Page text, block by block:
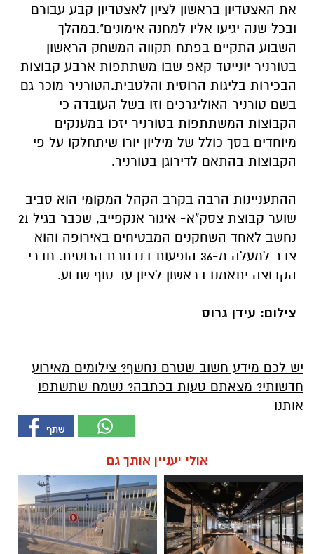
את האצטדיון בראשון לציון לאצטדיון קבע עבורם
ובכל שנה יגיעו אליו למחנה אימונים".במהלך
השבוע התקיים בפתח תקווה המשחק הראשון
בטורניר יונייטד קאפ שבו משתתפות ארבע קבוצות
הבכירות בליגות הרוסית והלטבית.הטורניר מוכר גם
בשם טורניר האוליגרכים וזו בשל העובדה כי
הקבוצות המשתתפות בטורניר יזכו במענקים
מיוחדים בסך כולל של מיליון יורו שיתחלקו על פי
הקבוצות בהתאם לדירוגן בטורניר.
ההתעניינות הרבה בקרב הקהל המקומי הוא סביב
שוער קבוצת צסק"א- איגור אנקפייב, שכבר בגיל 21
נחשב לאחד השחקנים המבטיחים באירופה והוא
צבר למעלה מ-36 הופעות בנבחרת הרוסית. חברי
הקבוצה יתאמנו בראשון לציון עד סוף שבוע.
צילום: עידן גרוס
יש לכם מידע חשוב שטרם נחשף? צילומים מאירוע
חדשותי? מצאתם טעות בכתבה? נשמח שתשתפו
אותנו
אולי יעניין אותך גם